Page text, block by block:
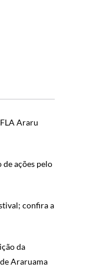
Araru
de ações pelo
confira a
da
Araruama